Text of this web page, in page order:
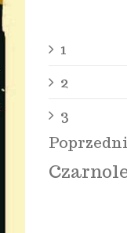
1
2
3
Poprzedni